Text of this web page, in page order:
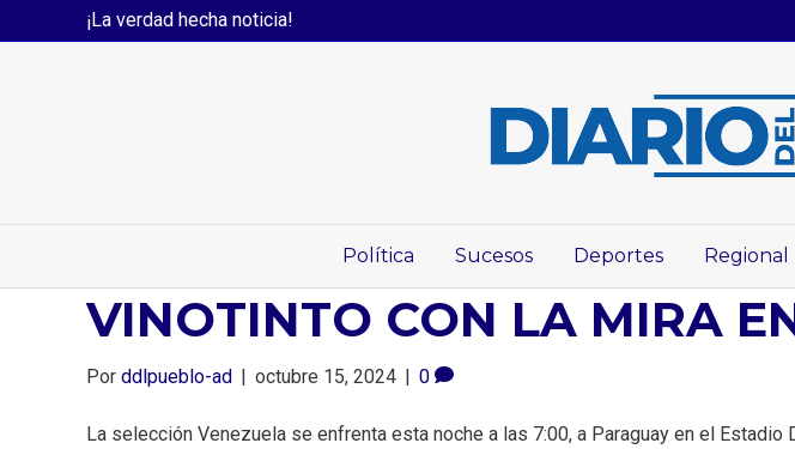
¡La verdad hecha noticia!
Política Sucesos Deportes Regional
VINOTINTO CON LA MIRA
Por ddlpueblo-ad | octubre 15, 2024 | 0
La selección Venezuela se enfrenta esta noche a las 7:00, a Paraguay en el